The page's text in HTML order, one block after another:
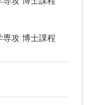
専攻 博士課程